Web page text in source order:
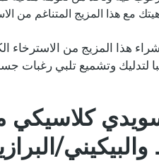
مع هذا المزيج المتناغم من
هذا المزيج من الاسترخاء
لتدليك وتشميع تلبي رغبات
كلاسيكي